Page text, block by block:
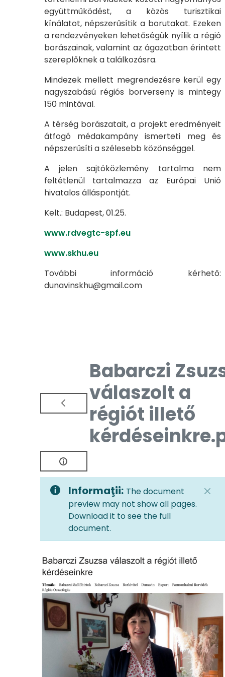
együttműködést, a közös turisztikai
kínálatot, népszerűsítik a borutakat. Ezeken
a rendezvényeken lehetőségük nyílik a régió
borászainak, valamint az ágazatban érintett
szereplőknek a találkozásra.
Mindezek mellett megrendezésre kerül egy
nagyszabású régiós borverseny is mintegy
150 mintával.
A térség borászatait, a projekt eredményeit
átfogó médakampány ismerteti meg és
népszerűsíti a szélesebb közönséggel.
A jelen sajtóközlemény tartalma nem
feltétlenül tartalmazza az Európai Unió
hivatalos álláspontját.
Kelt.: Budapest, 01.25.
www.rdvegtc-spf.eu
www.skhu.eu
További információ kérhető:
dunavinskhu@gmail.com
Babarczi
válaszolt a
régiót illető
Informaţii: The document
preview may not show all pages.
Download it to see the full
document.